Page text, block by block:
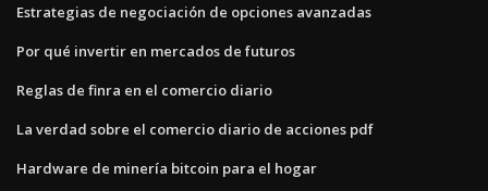
Estrategias de negociación de opciones avanzadas
Por qué invertir en mercados de futuros
Reglas de finra en el comercio diario
La verdad sobre el comercio diario de acciones pdf
Hardware de minería bitcoin para el hogar